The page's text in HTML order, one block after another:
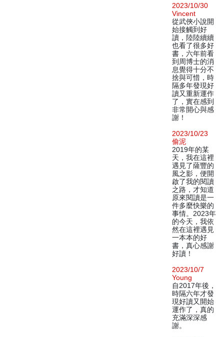
2023/10/30
Vincent
從武俠小說開
始接觸到好
讀，陸陸續續
也看了很多好
書，六年前看
到周博士的消
息覺得十分不
捨與可惜，時
隔多年發現好
讀又重新運作
了，實在感到
非常開心與感
謝！
2023/10/23
偷泥
2019年的某
天，我在這裡
遇見了薩豐的
風之影，便開
啟了我的閱讀
之路，才知道
原來閱讀是一
件多麼快樂的
事情。2023年
的今天，我依
然在這裡遇見
一本本的好
書，真心感謝
好讀！
2023/10/7
Young
自2017年後，
時隔六年才發
現好讀又開始
運作了，真的
充滿深深感
謝。